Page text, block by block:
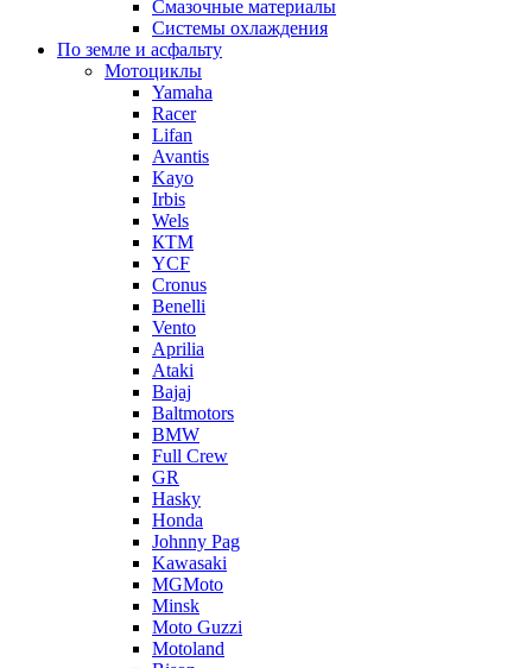
Смазочные материалы
Системы охлаждения
По земле и асфальту
Мотоциклы
Yamaha
Racer
Lifan
Avantis
Kayo
Irbis
Wels
КТМ
YCF
Cronus
Benelli
Vento
Aprilia
Ataki
Bajaj
Baltmotors
BMW
Full Crew
GR
Hasky
Honda
Johnny Pag
Kawasaki
MGMoto
Minsk
Moto Guzzi
Motoland